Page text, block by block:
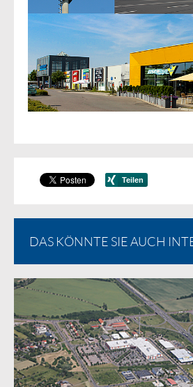
DAS KÖNNTE SIE AUCH